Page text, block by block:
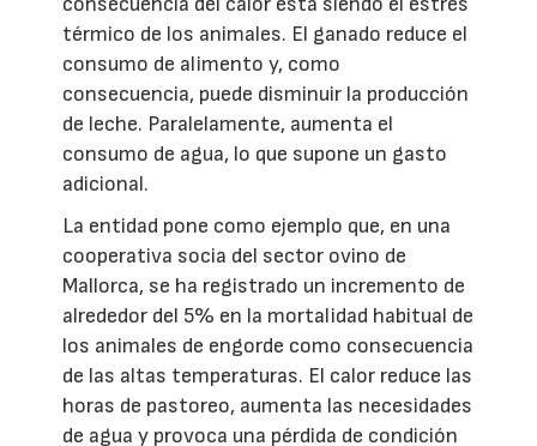
térmico de los animales. El ganado reduce el
consumo de alimento y, como
consecuencia, puede disminuir la producción
de leche. Paralelamente, aumenta el
consumo de agua, lo que supone un gasto
adicional.
La entidad pone como ejemplo que, en una
cooperativa socia del sector ovino de
Mallorca, se ha registrado un incremento de
alrededor del 5% en la mortalidad habitual de
los animales de engorde como consecuencia
de las altas temperaturas. El calor reduce las
horas de pastoreo, aumenta las necesidades
de agua y provoca una pérdida de condición